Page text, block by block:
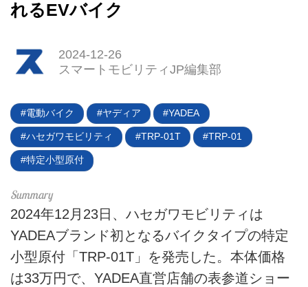
HOME
れるEVバイク
2024-12-26
スマートモビリティJP編集部
電動バイク ヤディア YADEA
ハセガワモビリティ TRP-01T TRP-01
特定小型原付
2024年12月23日、ハセガワモビリティは
YADEAブランド初となるバイクタイプの特定
小型原付「TRP-01T」を発売した。本体価格
は33万円で、YADEA直営店舗の表参道ショー